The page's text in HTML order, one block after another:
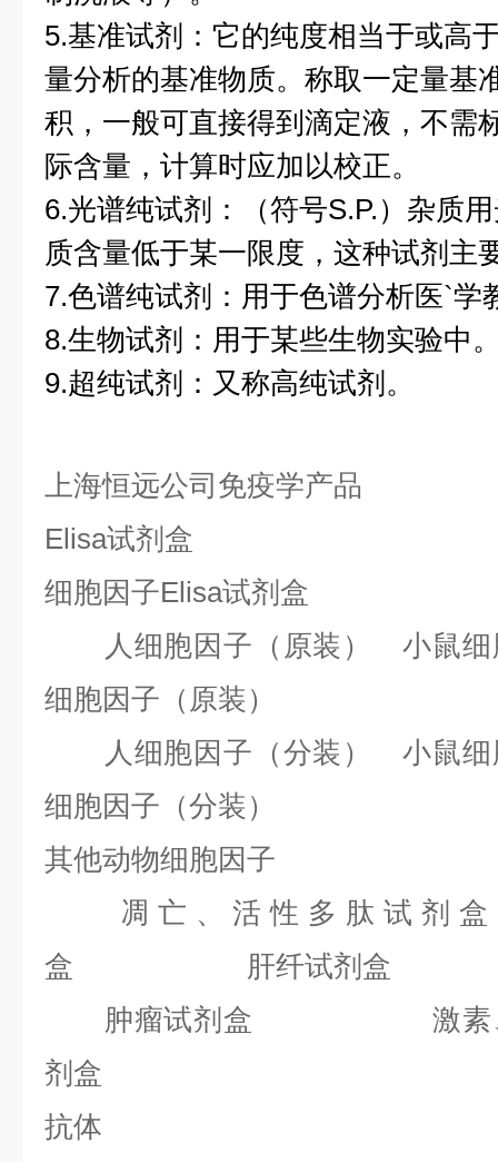
5.基准试剂：它的纯度相当于或高
量分析的基准物质。称取一定量基
积，一般可直接得到滴定液，不需
际含量，计算时应加以校正。
6.光谱纯试剂：（符号S.P.）杂质
质含量低于某一限度，这种试剂主
7.色谱纯试剂：用于色谱分析医`学
8.生物试剂：用于某些生物实验中
9.超纯试剂：又称高纯试剂。
上海恒远公司免疫学产品
Elisa试剂盒
细胞因子Elisa试剂盒
人细胞因子（原装） 小鼠细
细胞因子（原装）
人细胞因子（分装） 小鼠细
细胞因子（分装）
其他动物细胞因子
凋亡、活性多肽试剂盒
盒 肝纤试剂盒
肿瘤试剂盒 激素、内
剂盒
抗体